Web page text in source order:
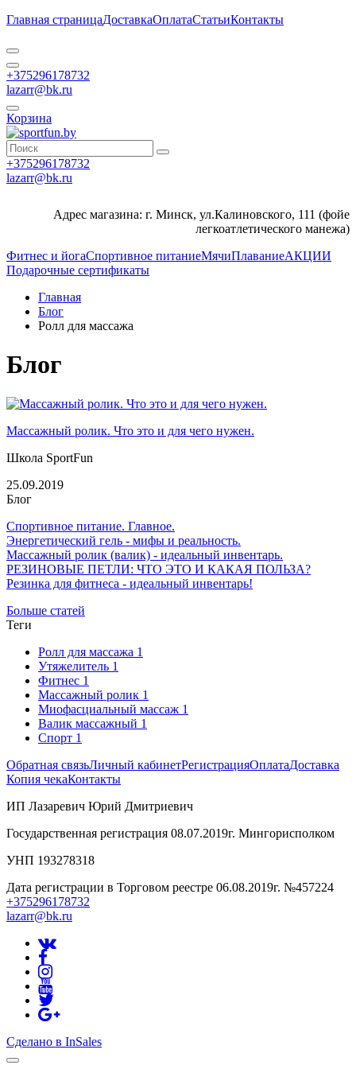
Главная страницаДоставкаОплатаСтатьиКонтакты
+375296178732
lazarr@bk.ru
Корзина
+375296178732
lazarr@bk.ru
Адрес магазина: г. Минск, ул.Калиновского, 111 (фойе
легкоатлетического манежа)
Фитнес и йогаСпортивное питаниеМячиПлаваниеАКЦИИ
Подарочные сертификаты
Главная
Блог
Ролл для массажа
Блог
Массажный ролик. Что это и для чего нужен.
Школа SportFun
25.09.2019
Блог
Спортивное питание. Главное.
Энергетический гель - мифы и реальность.
Массажный ролик (валик) - идеальный инвентарь.
РЕЗИНОВЫЕ ПЕТЛИ: ЧТО ЭТО И КАКАЯ ПОЛЬЗА?
Резинка для фитнеса - идеальный инвентарь!
Больше статей
Теги
Ролл для массажа 1
Утяжелитель 1
Фитнес 1
Массажный ролик 1
Миофасциальный массаж 1
Валик массажный 1
Спорт 1
Обратная связьЛичный кабинетРегистрацияОплатаДоставка
Копия чекаКонтакты
ИП Лазаревич Юрий Дмитриевич
Государственная регистрация 08.07.2019г. Мингорисполком
УНП 193278318
Дата регистрации в Торговом реестре 06.08.2019г. №457224
+375296178732
lazarr@bk.ru
Сделано в InSales